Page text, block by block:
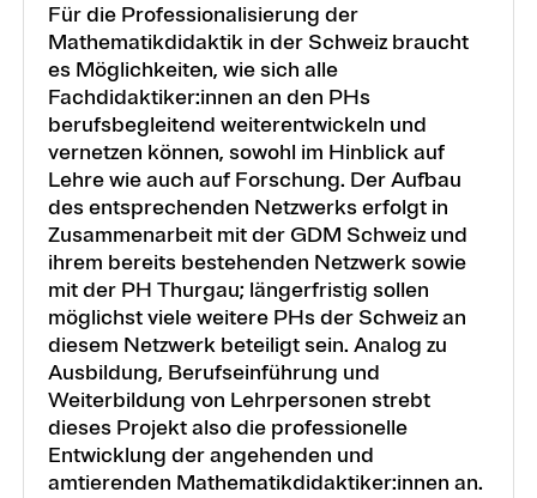
Für die Professionalisierung der
Mathematikdidaktik in der Schweiz braucht
es Möglichkeiten, wie sich alle
Fachdidaktiker:innen an den PHs
berufsbegleitend weiterentwickeln und
vernetzen können, sowohl im Hinblick auf
Lehre wie auch auf Forschung. Der Aufbau
des entsprechenden Netzwerks erfolgt in
Zusammenarbeit mit der GDM Schweiz und
ihrem bereits bestehenden Netzwerk sowie
mit der PH Thurgau; längerfristig sollen
möglichst viele weitere PHs der Schweiz an
diesem Netzwerk beteiligt sein. Analog zu
Ausbildung, Berufseinführung und
Weiterbildung von Lehrpersonen strebt
dieses Projekt also die professionelle
Entwicklung der angehenden und
amtierenden Mathematikdidaktiker:innen an.